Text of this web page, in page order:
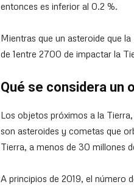
entonces es inferior al 0.2 %.
Mientras que un asteroide que
de 1entre 2700 de impactar la
Qué se considera un
Los objetos próximos a la
son asteroides y cometas que
Tierra, a menos de 30 millones
A principios de 2019, el número